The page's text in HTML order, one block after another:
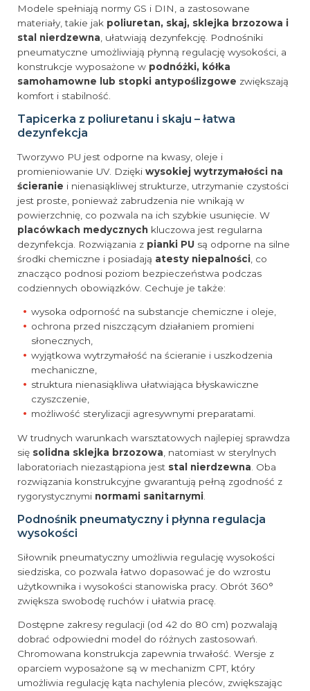
Modele spełniają normy GS i DIN, a zastosowane
materiały, takie jak poliuretan, skaj, sklejka brzozowa i
stal nierdzewna , ułatwiają dezynfekcję. Podnośniki
pneumatyczne umożliwiają płynną regulację wysokości, a
konstrukcje wyposażone w podnóżki, kółka
samohamowne lub stopki antypoślizgowe zwiększają
komfort i stabilność.
Tapicerka z poliuretanu i skaju – łatwa
dezynfekcja
Tworzywo PU jest odporne na kwasy, oleje i
promieniowanie UV. Dzięki wysokiej wytrzymałości na
ścieranie i nienasiąkliwej strukturze, utrzymanie czystości
jest proste, ponieważ zabrudzenia nie wnikają w
powierzchnię, co pozwala na ich szybkie usunięcie. W
placówkach medycznych kluczowa jest regularna
dezynfekcja. Rozwiązania z pianki PU są odporne na silne
środki chemiczne i posiadają atesty niepalności , co
znacząco podnosi poziom bezpieczeństwa podczas
codziennych obowiązków. Cechuje je także:
wysoka odporność na substancje chemiczne i oleje,
ochrona przed niszczącym działaniem promieni
słonecznych,
wyjątkowa wytrzymałość na ścieranie i uszkodzenia
mechaniczne,
struktura nienasiąkliwa ułatwiająca błyskawiczne
czyszczenie,
możliwość sterylizacji agresywnymi preparatami.
W trudnych warunkach warsztatowych najlepiej sprawdza
się solidna sklejka brzozowa , natomiast w sterylnych
laboratoriach niezastąpiona jest stal nierdzewna . Oba
rozwiązania konstrukcyjne gwarantują pełną zgodność z
rygorystycznymi normami sanitarnymi
Podnośnik pneumatyczny i płynna regulacja
wysokości
Siłownik pneumatyczny umożliwia regulację wysokości
siedziska, co pozwala łatwo dopasować je do wzrostu
użytkownika i wysokości stanowiska pracy. Obrót 360°
zwiększa swobodę ruchów i ułatwia pracę.
Dostępne zakresy regulacji (od 42 do 80 cm) pozwalają
dobrać odpowiedni model do różnych zastosowań.
Chromowana konstrukcja zapewnia trwałość. Wersje z
oparciem wyposażone są w mechanizm CPT, który
umożliwia regulację kąta nachylenia pleców, zwiększając